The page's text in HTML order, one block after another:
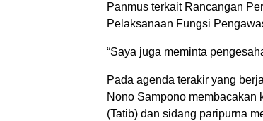
Panmus terkait Rancangan
Pelaksanaan Fungsi
“Saya juga meminta
Pada agenda terakir yang
Nono Sampono membacakan
(Tatib) dan sidang paripurna